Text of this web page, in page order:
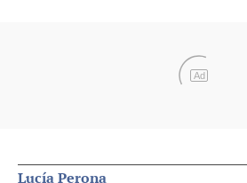
Ad
Lucía Perona